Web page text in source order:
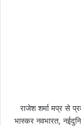
राजेश शर्मा मप्र से
भास्कर नवभारत,